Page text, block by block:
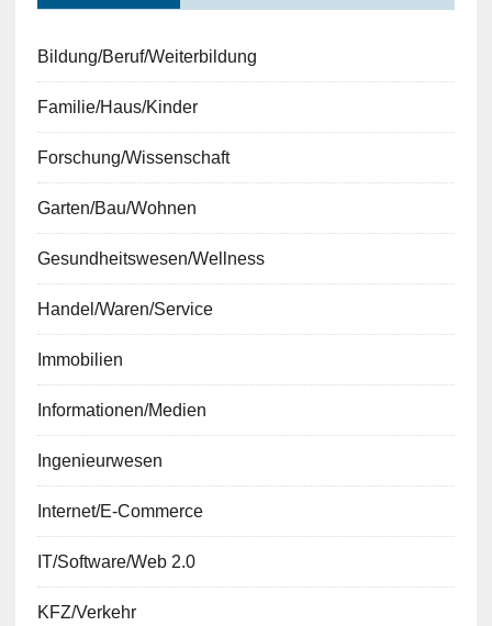
Bildung/Beruf/Weiterbildung
Familie/Haus/Kinder
Forschung/Wissenschaft
Garten/Bau/Wohnen
Gesundheitswesen/Wellness
Handel/Waren/Service
Immobilien
Informationen/Medien
Ingenieurwesen
Internet/E-Commerce
IT/Software/Web 2.0
KFZ/Verkehr